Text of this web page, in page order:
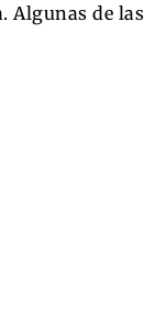
Algunas de